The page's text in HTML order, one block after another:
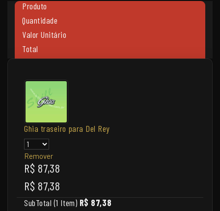
Produto
Quantidade
Valor Unitário
Total
Ghia traseiro para Del Rey
Remover
R$ 87,38
R$ 87,38
SubTotal (1 Item) R$ 87,38